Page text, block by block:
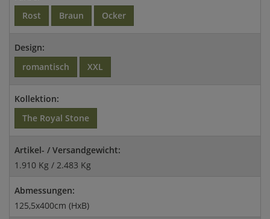
Rost
Braun Ocker
Design:
romantisch
XXL
Kollektion:
The Royal Stone
Artikel- / Versandgewicht:
1.910 Kg / 2.483 Kg
Abmessungen:
125,5x400cm (HxB)